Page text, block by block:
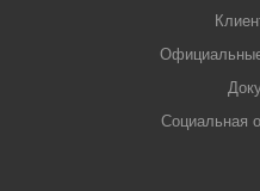
Социальная